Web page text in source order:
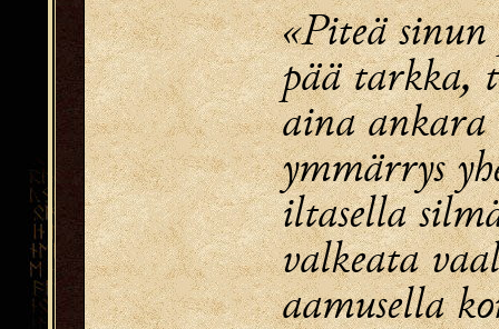
«Piteä
pää tarkka,
aina ankara
ymmärrys
iltasella
valkeata
aamusella